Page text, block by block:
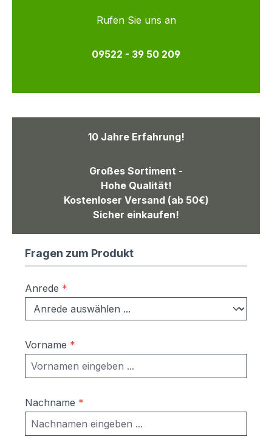
Rufen Sie uns an
09522 - 39 50 209
10 Jahre Erfahrung!
Großes Sortiment -
Hohe Qualität!
Kostenloser Versand (ab 50€)
Sicher einkaufen!
Fragen zum Produkt
Anrede *
Vorname *
Nachname *